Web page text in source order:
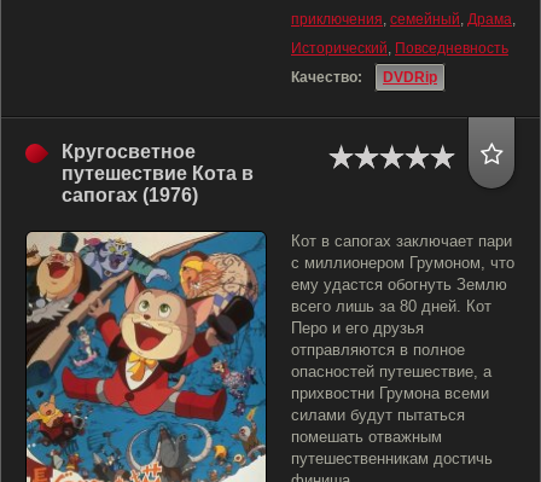
приключения, семейный, Драма,
Исторический, Повседневность
Качество:
DVDRip
Кругосветное
путешествие Кота в
сапогах (1976)
Кот в сапогах заключает пари
с миллионером Грумоном, что
ему удастся обогнуть Землю
всего лишь за 80 дней. Кот
Перо и его друзья
отправляются в полное
опасностей путешествие, а
прихвостни Грумона всеми
силами будут пытаться
помешать отважным
путешественникам достичь